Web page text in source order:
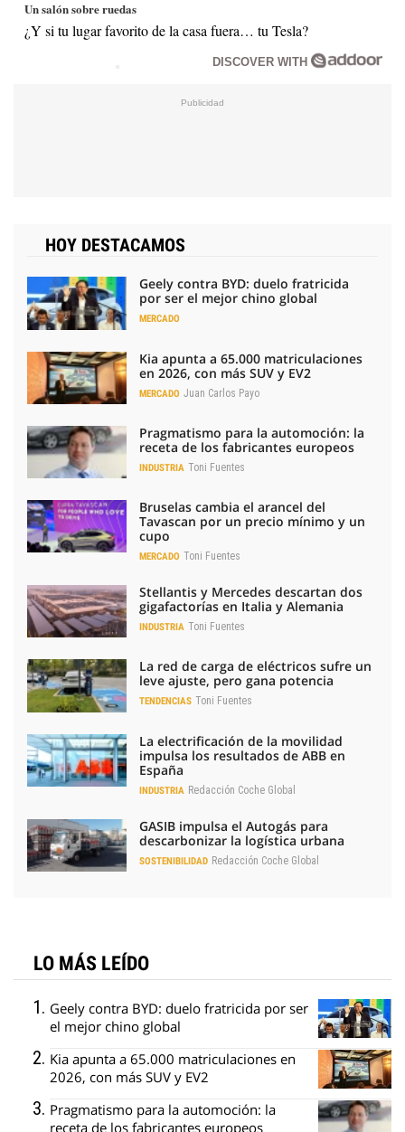
Un salón sobre ruedas
¿Y si tu lugar favorito de la casa fuera… tu Tesla?
DISCOVER WITH
HOY DESTACAMOS
Geely contra BYD: duelo fratricida
por ser el mejor chino global
MERCADO
Kia apunta a 65.000 matriculaciones
en 2026, con más SUV y EV2
MERCADO Juan Carlos Payo
Pragmatismo para la automoción: la
receta de los fabricantes europeos
INDUSTRIA Toni Fuentes
Bruselas cambia el arancel del
Tavascan por un precio mínimo y un
cupo
MERCADO Toni Fuentes
Stellantis y Mercedes descartan dos
gigafactorías en Italia y Alemania
INDUSTRIA Toni Fuentes
La red de carga de eléctricos sufre un
leve ajuste, pero gana potencia
TENDENCIAS Toni Fuentes
La electrificación de la movilidad
impulsa los resultados de ABB en
España
INDUSTRIA Redacción Coche Global
GASIB impulsa el Autogás para
descarbonizar la logística urbana
SOSTENIBILIDAD Redacción Coche Global
LO MÁS LEÍDO
Geely contra BYD: duelo fratricida por ser
el mejor chino global
Kia apunta a 65.000 matriculaciones en
2026, con más SUV y EV2
Pragmatismo para la automoción: la
receta de los fabricantes europeos